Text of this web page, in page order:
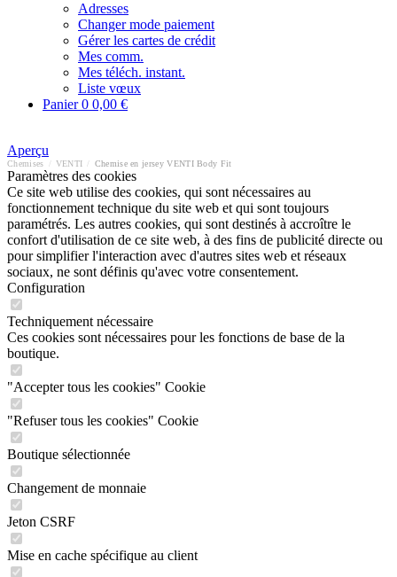
Adresses
Changer mode paiement
Gérer les cartes de crédit
Mes comm.
Mes téléch. instant.
Liste vœux
Panier0 0,00 €
Aperçu
Chemises VENTI Chemise en jersey VENTI Body Fit
Paramètres des cookies
Ce site web utilise des cookies, qui sont nécessaires au
fonctionnement technique du site web et qui sont toujours
paramétrés. Les autres cookies, qui sont destinés à accroître le
confort d'utilisation de ce site web, à des fins de publicité directe ou
pour simplifier l'interaction avec d'autres sites web et réseaux
sociaux, ne sont définis qu'avec votre consentement.
Configuration
Techniquement nécessaire
Ces cookies sont nécessaires pour les fonctions de base de la
boutique.
"Accepter tous les cookies" Cookie
"Refuser tous les cookies" Cookie
Boutique sélectionnée
Changement de monnaie
Jeton CSRF
Mise en cache spécifique au client